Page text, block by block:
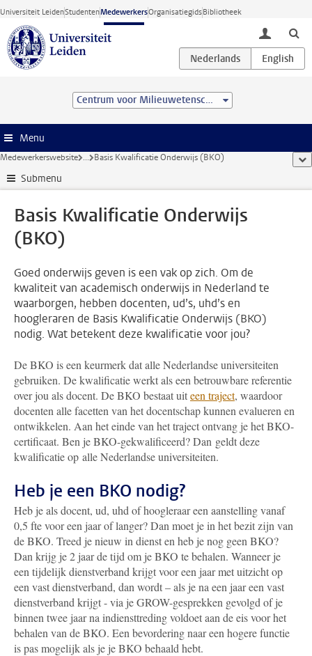
Ga direct naar de inhoud
Universiteit LeidenStudentenMedewerkersOrganisatiegidsBibliotheek
toggle
Centrum voor Milieuwetenschappen Leiden (CML)
Menu
Medewerkerswebsite ... Basis Kwalificatie Onderwijs (BKO)
Submenu
Basis Kwalificatie Onderwijs
(BKO)
Goed onderwijs geven is een vak op zich. Om de
kwaliteit van academisch onderwijs in Nederland te
waarborgen, hebben docenten, ud’s, uhd’s en
hoogleraren de Basis Kwalificatie Onderwijs (BKO)
nodig. Wat betekent deze kwalificatie voor jou?
De BKO is een keurmerk dat alle Nederlandse universiteiten
gebruiken. De kwalificatie werkt als een betrouwbare referentie
over jou als docent. De BKO bestaat uiteen traject, waardoor
docenten alle facetten van het docentschap kunnen evalueren en
ontwikkelen. Aan het einde van het traject ontvang je het BKO-
certificaat. Ben je BKO-gekwalificeerd? Dan geldt deze
kwalificatie op alle Nederlandse universiteiten.
Heb je een BKO nodig?
Heb je als docent, ud, uhd of hoogleraar een aanstelling vanaf
0,5 fte voor een jaar of langer? Dan moet je in het bezit zijn van
de BKO. Treed je nieuw in dienst en heb je nog geen BKO?
Dan krijg je 2 jaar de tijd om je BKO te behalen. Wanneer je
een tijdelijk dienstverband krijgt voor een jaar met uitzicht op
een vast dienstverband, dan wordt – als je na een jaar een vast
dienstverband krijgt - via je GROW-gesprekken gevolgd of je
binnen twee jaar na indiensttreding voldoet aan de eis voor het
behalen van de BKO. Een bevordering naar een hogere functie
is pas mogelijk als je je BKO behaald hebt.